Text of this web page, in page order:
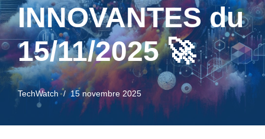
INNOVANTES du
15/11/2025 🚀
TechWatch 15 novembre 2025